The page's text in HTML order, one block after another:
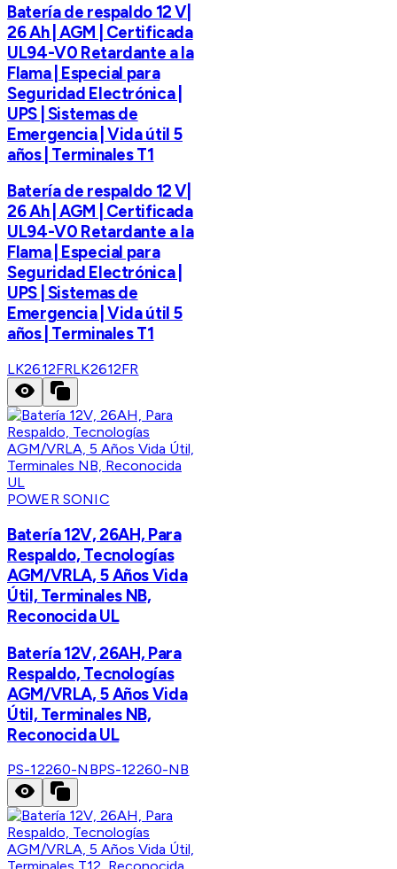
Batería de respaldo 12 V|
26 Ah | AGM | Certificada
UL94-V0 Retardante a la
Flama | Especial para
Seguridad Electrónica |
UPS | Sistemas de
Emergencia | Vida útil 5
años | Terminales T1
Batería de respaldo 12 V|
26 Ah | AGM | Certificada
UL94-V0 Retardante a la
Flama | Especial para
Seguridad Electrónica |
UPS | Sistemas de
Emergencia | Vida útil 5
años | Terminales T1
LK2612FRLK2612FR
POWER SONIC
Batería 12V, 26AH, Para
Respaldo, Tecnologías
AGM/VRLA, 5 Años Vida
Útil, Terminales NB,
Reconocida UL
Batería 12V, 26AH, Para
Respaldo, Tecnologías
AGM/VRLA, 5 Años Vida
Útil, Terminales NB,
Reconocida UL
PS-12260-NBPS-12260-NB